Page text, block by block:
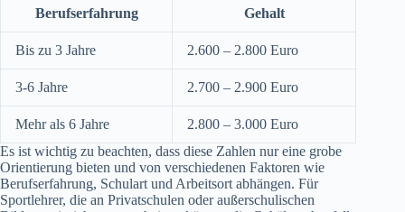
Berufserfahrung Gehalt
Bis zu 3 Jahre 2.600 – 2.800 Euro
3-6 Jahre 2.700 – 2.900 Euro
Mehr als 6 Jahre
2.800 – 3.000 Euro
Es ist wichtig zu beachten, dass diese Zahlen nur eine grobe
Orientierung bieten und von verschiedenen Faktoren wie
Berufserfahrung, Schulart und Arbeitsort abhängen. Für
Sportlehrer, die an Privatschulen oder außerschulischen